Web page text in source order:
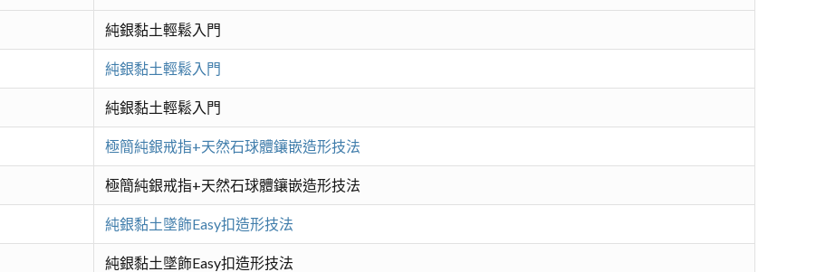
純銀黏土輕鬆入門
純銀黏土輕鬆入門
純銀黏土輕鬆入門
極簡純銀戒指+天然石球體鑲嵌造形技法
極簡純銀戒指+天然石球體鑲嵌造形技法
純銀黏土墜飾Easy扣造形技法
純銀黏土墜飾Easy扣造形技法